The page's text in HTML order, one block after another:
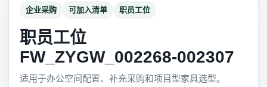
企业采购 可加入清单 职员工位
职员工位
FW_ZYGW_002268-002307
适用于办公空间配置、补充采购和项目型家具选型。